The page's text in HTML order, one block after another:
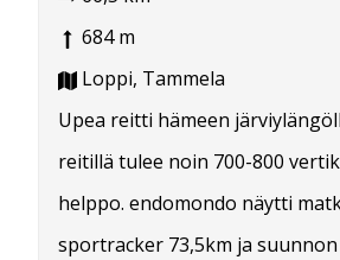
684 m
Loppi, Tammela
Upea reitti hämeen
reitillä tulee noin 700-800
helppo. endomondo näytti
sportracker 73,5km ja